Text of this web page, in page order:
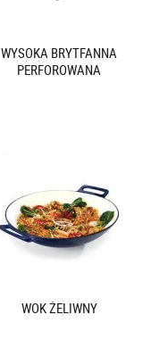
WYSOKA BRYTFANNA
PERFOROWANA
WOK ŻELIWNY